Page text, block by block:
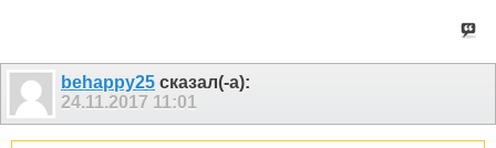
behappy25 сказал(-а):
24.11.2017 11:01